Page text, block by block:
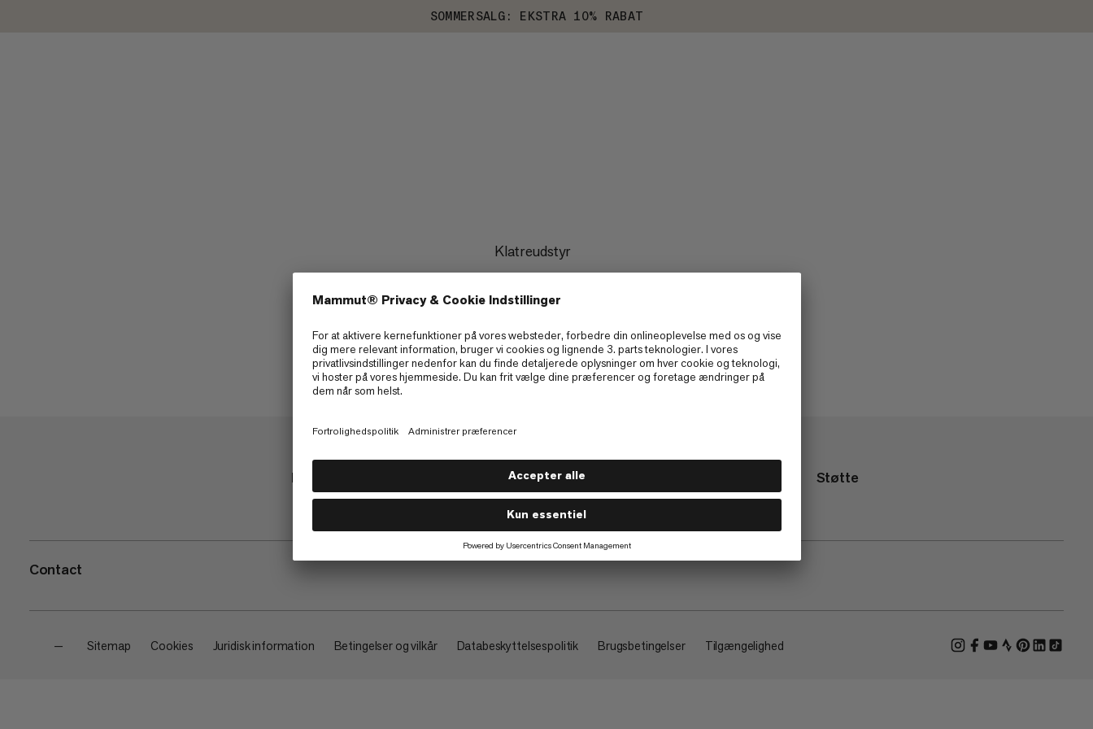
SOMMERSALG: EKSTRA 10% RABAT
Klatreudstyr
Butik Om Støtte
Contact
— Sitemap Cookies Juridisk information Betingelser og vilkår Databeskyttelsespolitik Brugsbetingelser Tilgængelighed